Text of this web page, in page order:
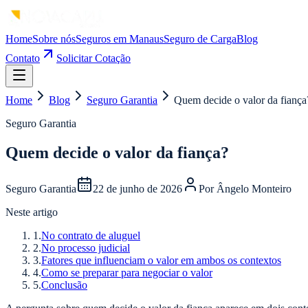
HomeSobre nósSeguros em ManausSeguro de CargaBlog
Contato
Solicitar Cotação
Home Blog Seguro Garantia
Quem decide o valor da
Seguro Garantia
Quem decide o valor da fiança?
Seguro Garantia 22 de junho de 2026 Por Ângelo Monteiro
Neste artigo
1 .No contrato de aluguel
2.No processo judicial
3.Fatores que influenciam o valor em ambos os contextos
4.Como se preparar para negociar o valor
5.Conclusão